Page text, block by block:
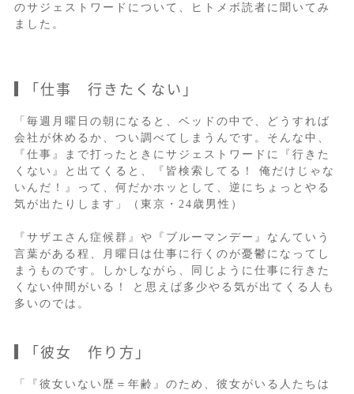
のサジェストワードについて、ヒトメボ読者に聞いてみ
ました。
「仕事 行きたくない」
「毎週月曜日の朝になると、ベッドの中で、どうすれば
会社が休めるか、つい調べてしまうんです。そんな中、
『仕事』まで打ったときにサジェストワードに『行きた
くない』と出てくると、『皆検索してる！ 俺だけじゃな
いんだ！』って、何だかホッとして、逆にちょっとやる
気が出たりします」（東京・24歳男性）
『サザエさん症候群』や『ブルーマンデー』なんていう
言葉がある程、月曜日は仕事に行くのが憂鬱になってし
まうものです。しかしながら、同じように仕事に行きた
くない仲間がいる！ と思えば多少やる気が出てくる人も
多いのでは。
「彼女 作り方」
「『彼女いない歴＝年齢』のため、彼女がいる人たちは